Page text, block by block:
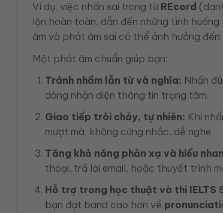
Ví dụ, việc nhấn sai trong từ REcord
lộn hoàn toàn, dẫn đến những tình
âm và phát âm sai có thể ảnh hưởng
Một phát âm chuẩn giúp bạn:
Tránh nhầm lẫn từ và nghĩa: Nhấn
dàng nhận diện thông tin trọng tâm.
Giao tiếp trôi chảy, tự nhiên: Khi
mượt mà, không cứng nhắc, dễ nghe.
Tăng khả năng phản xạ và hiểu
thoại, trả lời email, hoặc thuyết trình
Hỗ trợ trong học thuật và thi IELTS
bạn đạt band cao hơn về